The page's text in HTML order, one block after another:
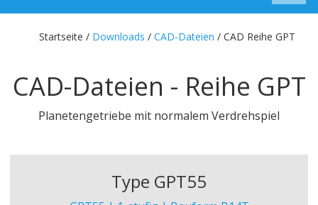
Startseite / Downloads / CAD-Dateien / CAD Reihe GPT
CAD-Dateien - Reihe GPT
Planetengetriebe mit normalem Verdrehspiel
Type GPT55